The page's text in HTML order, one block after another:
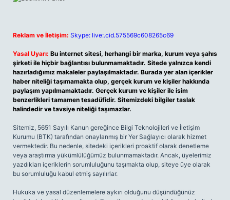
Reklam ve İletişim: Skype: live:.cid.575569c608265c69
Yasal Uyarı: Bu internet sitesi, herhangi bir marka, kurum veya şahıs
şirketi ile hiçbir bağlantısı bulunmamaktadır. Sitede yalnızca kendi
hazırladığımız makaleler paylaşılmaktadır. Burada yer alan içerikler
haber niteliği taşımamakta olup, gerçek kurum ve kişiler hakkında
paylaşım yapılmamaktadır. Gerçek kurum ve kişiler ile isim
benzerlikleri tamamen tesadüfidir. Sitemizdeki bilgiler taslak
halindedir ve tavsiye niteliği taşımazlar.
Sitemiz, 5651 Sayılı Kanun gereğince Bilgi Teknolojileri ve İletişim
Kurumu (BTK) tarafından onaylanmış bir Yer Sağlayıcı olarak hizmet
vermektedir. Bu nedenle, sitedeki içerikleri proaktif olarak denetleme
veya araştırma yükümlülüğümüz bulunmamaktadır. Ancak, üyelerimiz
yazdıkları içeriklerin sorumluluğunu taşımakta olup, siteye üye olarak
bu sorumluluğu kabul etmiş sayılırlar.
Hukuka ve yasal düzenlemelere aykırı olduğunu düşündüğünüz